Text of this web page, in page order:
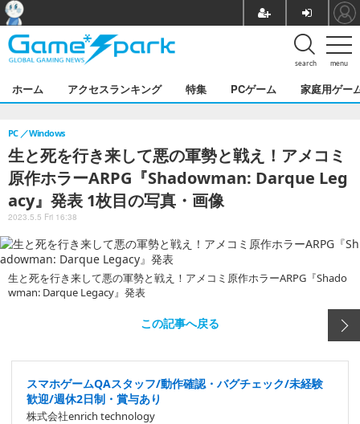
menu
search
ホーム アクセスランキング 特集 PCゲーム 家庭用ゲー
生と死を行き来して悪の軍勢と戦え！アメコミ
原作ホラーARPG『Shadowman: Darque Leg
acy』発表 1枚目の写真・画像
PC Windows
2023.5.5 Fri 16:38
生と死を行き来して悪の軍勢と戦え！アメコミ原作ホラーARPG『Shado
wman: Darque Legacy』発表
この記事へ戻る
スマホゲームQAスタッフ/動作確認・バグチェック/未経験
歓迎/週休2日制・賞与あり
株式会社enrich technology